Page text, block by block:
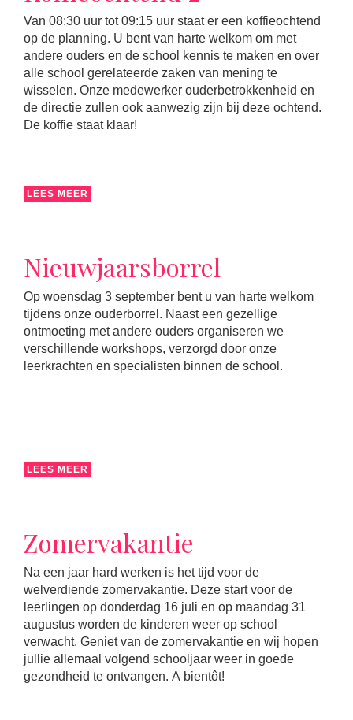
Van 08:30 uur tot 09:15 uur staat er een koffieochtend
op de planning. U bent van harte welkom om met
andere ouders en de school kennis te maken en over
alle school gerelateerde zaken van mening te
wisselen. Onze medewerker ouderbetrokkenheid en
de directie zullen ook aanwezig zijn bij deze ochtend.
De koffie staat klaar!
LEES MEER
Nieuwjaarsborrel
Op woensdag 3 september bent u van harte welkom
tijdens onze ouderborrel. Naast een gezellige
ontmoeting met andere ouders organiseren we
verschillende workshops, verzorgd door onze
leerkrachten en specialisten binnen de school.
LEES MEER
Zomervakantie
Na een jaar hard werken is het tijd voor de
welverdiende zomervakantie. Deze start voor de
leerlingen op donderdag 16 juli en op maandag 31
augustus worden de kinderen weer op school
verwacht. Geniet van de zomervakantie en wij hopen
jullie allemaal volgend schooljaar weer in goede
gezondheid te ontvangen. A bientôt!